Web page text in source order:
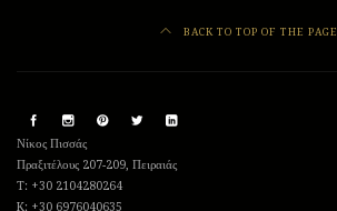
BACK TO TOP OF THE PAGE
Νίκος Πισσάς
Πραξιτέλους 207-209, Πειραιάς
T: +30 2104280264
K: +30 6976040635